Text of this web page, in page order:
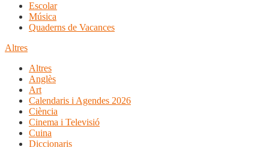
Escolar
Música
Quaderns de Vacances
Altres
Altres
Anglès
Art
Calendaris i Agendes 2026
Ciència
Cinema i Televisió
Cuina
Diccionaris